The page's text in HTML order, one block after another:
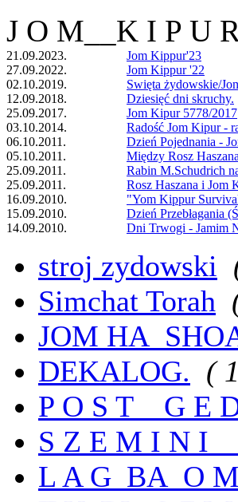
J O M__K I P U
21.09.2023.
Jom Kippur'23
27.09.2022.
Jom Kippur '22
02.10.2019.
Swięta żydowskie/
12.09.2018.
Dziesięć dni skruchy.
25.09.2017.
Jom Kipur 5778/2017
03.10.2014.
Radość Jom Kipur -
06.10.2011.
Dzień Pojednania -
05.10.2011.
Między Rosz
25.09.2011.
Rabin M.Schudrich
25.09.2011.
Rosz Haszana i Jom
16.09.2010.
"Yom Kippur
15.09.2010.
Dzień Przebłagania
14.09.2010.
Dni Trwogi - Jamim
stroj zydowski
Simchat Torah
JOM
DEKALOG. (
P O S T__G E
S Z E M I N I _
L A G_BA_O